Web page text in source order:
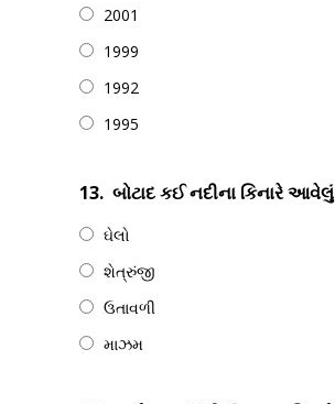
2001
1999
1992
1995
13. બોટાદ કઈ નદીના કિનારે
ઘેલો
શેત્રુંજી
ઉતાવળી
માઝમ